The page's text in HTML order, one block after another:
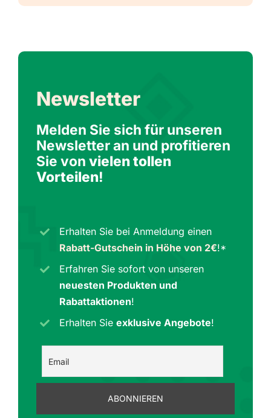
Newsletter
Melden Sie sich für unseren
Newsletter an und profitieren
Sie von vielen tollen
Vorteilen!
Erhalten Sie bei Anmeldung einen
Rabatt-Gutschein in Höhe von 2€!*
Erfahren Sie sofort von unseren
neuesten Produkten und
Rabattaktionen!
Erhalten Sieexklusive Angebote!